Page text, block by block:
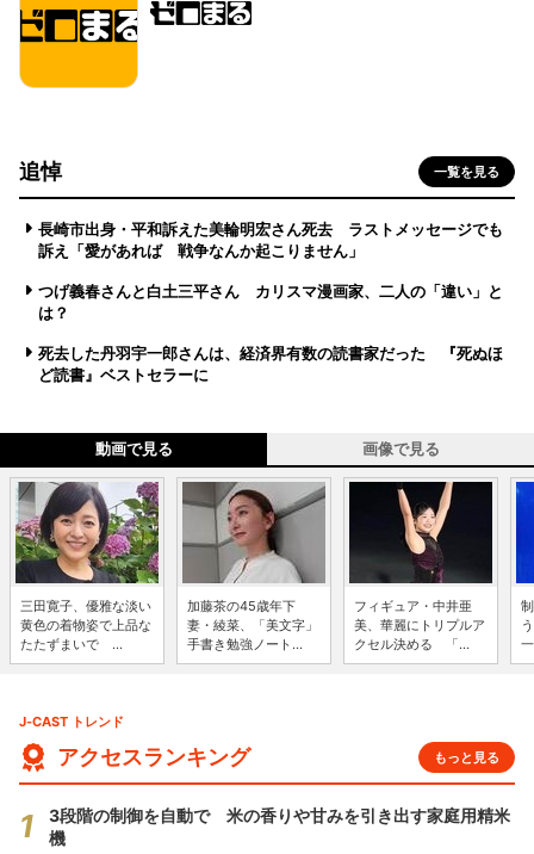
追悼 一覧を見る
長崎市出身・平和訴えた美輪明宏さん死去 ラストメッセージでも
訴え「愛があれば 戦争なんか起こりません」
つげ義春さんと白土三平さん カリスマ漫画家、二人の「違い」と
は？
死去した丹羽宇一郎さんは、経済界有数の読書家だった 『死ぬほ
ど読書』ベストセラーに
動画で見る 画像で見る
三田寛子、優雅な淡い
黄色の着物姿で上品な
たたずまいで ...
加藤茶の45歳年下
妻・綾菜、「美文字」
手書き勉強ノート...
フィギュア・中井亜
美、華麗にトリプルア
クセル決める 「...
J-CAST トレンド
アクセスランキング もっと見る
3段階の制御を自動で 米の香りや甘みを引き出す家庭用精米
機